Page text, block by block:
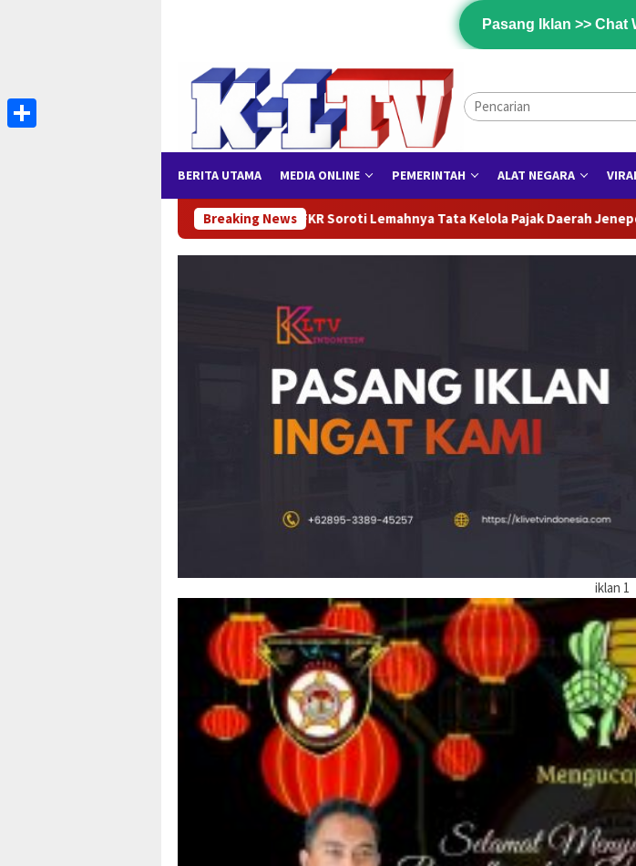
Pasang Iklan >> Chat
BERITA UTAMA MEDIA ONLINE PEMERINTAH ALAT NEGARA
Breaking News
FKR Soroti Lemahnya Tata Kelola Pajak Daerah Jeneponto, Temuan BPK Ungkap Potensi
iklan 1